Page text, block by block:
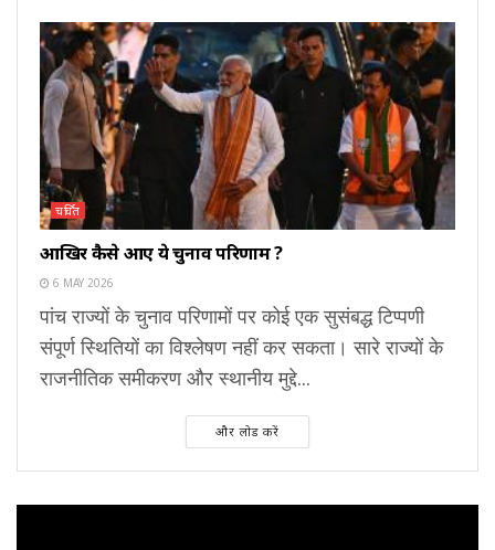
चर्चित
आखिर कैसे आए ये चुनाव परिणाम ?
6 MAY 2026
पांच राज्यों के चुनाव परिणामों पर कोई एक सुसंबद्ध टिप्पणी
संपूर्ण स्थितियों का विश्लेषण नहीं कर सकता। सारे राज्यों के
राजनीतिक समीकरण और स्थानीय मुद्दे...
और लोड करें